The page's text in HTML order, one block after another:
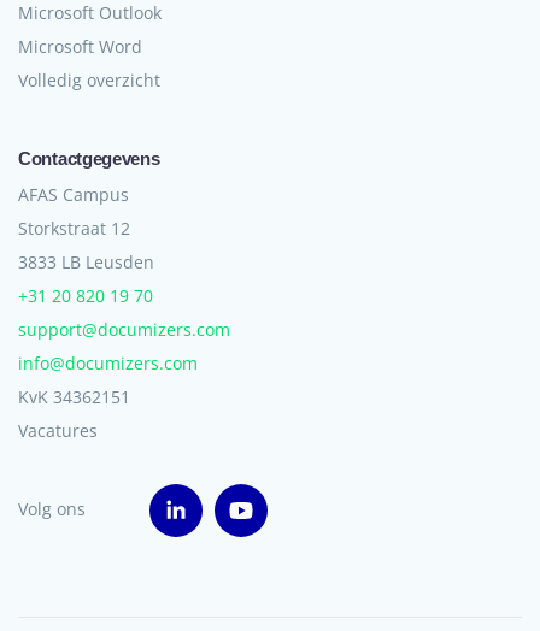
Microsoft Outlook
Microsoft Word
Volledig overzicht
Contactgegevens
AFAS Campus
Storkstraat 12
3833 LB Leusden
+31 20 820 19 70
support@documizers.com
info@documizers.com
KvK 34362151
Vacatures
Volg ons